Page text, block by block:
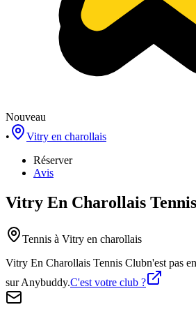
Nouveau
•
Vitry en charollais
Réserver
Avis
Vitry En Charollais
Tennis à Vitry en charollais
Vitry En Charollais Tennis Clubn'est pas
sur Anybuddy.C'est votre club ?